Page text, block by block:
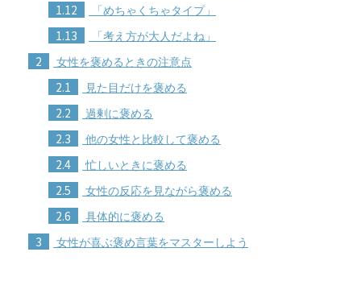
1.12 「めちゃくちゃタイプ」
1.13 「考え方が大人だよね」
2 女性を褒めるときの注意点
2.1 見た目だけを褒める
2.2 過剰に褒める
2.3 他の女性と比較して褒める
2.4 忙しいときに褒める
2.5 女性の反応を見ながら褒める
2.6 具体的に褒める
3 女性が喜ぶ褒め言葉をマスターしよう